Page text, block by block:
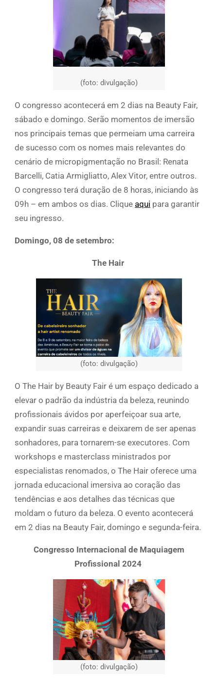
(foto: divulgação)
O congresso acontecerá em 2 dias na Beauty Fair,
sábado e domingo. Serão momentos de imersão
nos principais temas que permeiam uma carreira
de sucesso com os nomes mais relevantes do
cenário de micropigmentação no Brasil: Renata
Barcelli, Catia Armigliatto, Alex Vitor, entre outros.
O congresso terá duração de 8 horas, iniciando às
09h – em ambos os dias. Clique aqui para garantir
seu ingresso.
Domingo, 08 de setembro:
The Hair
(foto: divulgação)
O The Hair by Beauty Fair é um espaço dedicado a
elevar o padrão da indústria da beleza, reunindo
profissionais ávidos por aperfeiçoar sua arte,
expandir suas carreiras e deixarem de ser apenas
sonhadores, para tornarem-se executores. Com
workshops e masterclass ministrados por
especialistas renomados, o The Hair oferece uma
jornada educacional imersiva ao coração das
tendências e aos detalhes das técnicas que
moldam o futuro da beleza. O evento acontecerá
em 2 dias na Beauty Fair, domingo e segunda-feira.
Congresso Internacional de Maquiagem
Profissional 2024
(foto: divulgação)